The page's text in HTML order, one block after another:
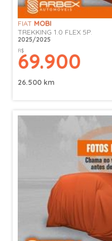
FIAT MOBI
TREKKING 1.0 FLEX 5P.
2025/2025
R$
69.900
26.500 km